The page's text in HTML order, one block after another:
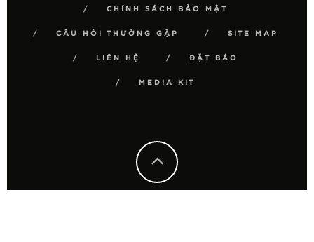
CHÍNH SÁCH BẢO MẬT
CÂU HỎI THƯỜNG GẶP SITE MAP
LIÊN HỆ ĐẶT BÁO
MEDIA KIT